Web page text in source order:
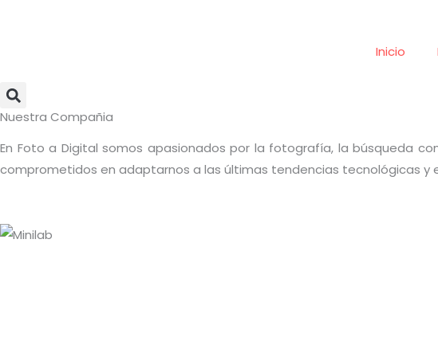
Inicio
Nuestra Compañia
En Foto a Digital somos apasionados por la fotografía, la búsqueda
comprometidos en adaptarnos a las últimas tendencias tecnológicas